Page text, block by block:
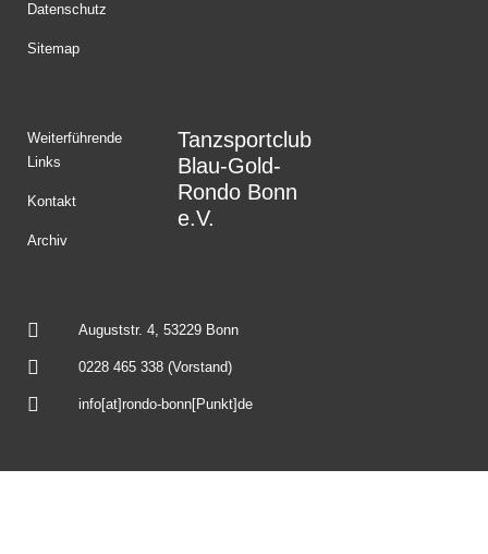
Datenschutz
Sitemap
Weiterführende
Links
Kontakt
Archiv
Tanzsportclub
Blau-Gold-
Rondo Bonn
e.V.
Auguststr. 4, 53229 Bonn
0228 465 338 (Vorstand)
info[at]rondo-bonn[Punkt]de